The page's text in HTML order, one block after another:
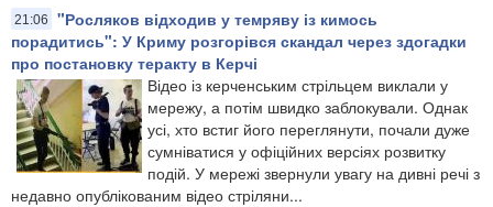
21:06
"Росляков відходив у темряву із кимось
порадитись": У Криму розгорівся скандал через здогадки
про постановку теракту в Керчі
Відео із керченським стрільцем виклали у
мережу, а потім швидко заблокували. Однак
усі, хто встиг його переглянути, почали дуже
сумніватися у офіційних версіях розвитку
подій. У мережі звернули увагу на дивні речі з
недавно опублікованим відео стріляни...